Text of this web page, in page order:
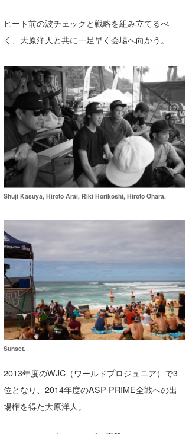
ヒート前の波チェックと戦略を組み立てるべ
く、大原洋人と共に一足早く会場へ向かう。
Shuji Kasuya, Hiroto Arai, Riki Horikoshi, Hiroto Ohara.
Sunset.
2013年度のWJC（ワールドプロジュニア）で3
位となり、2014年度のASP PRIME全戦への出
場権を得た大原洋人。